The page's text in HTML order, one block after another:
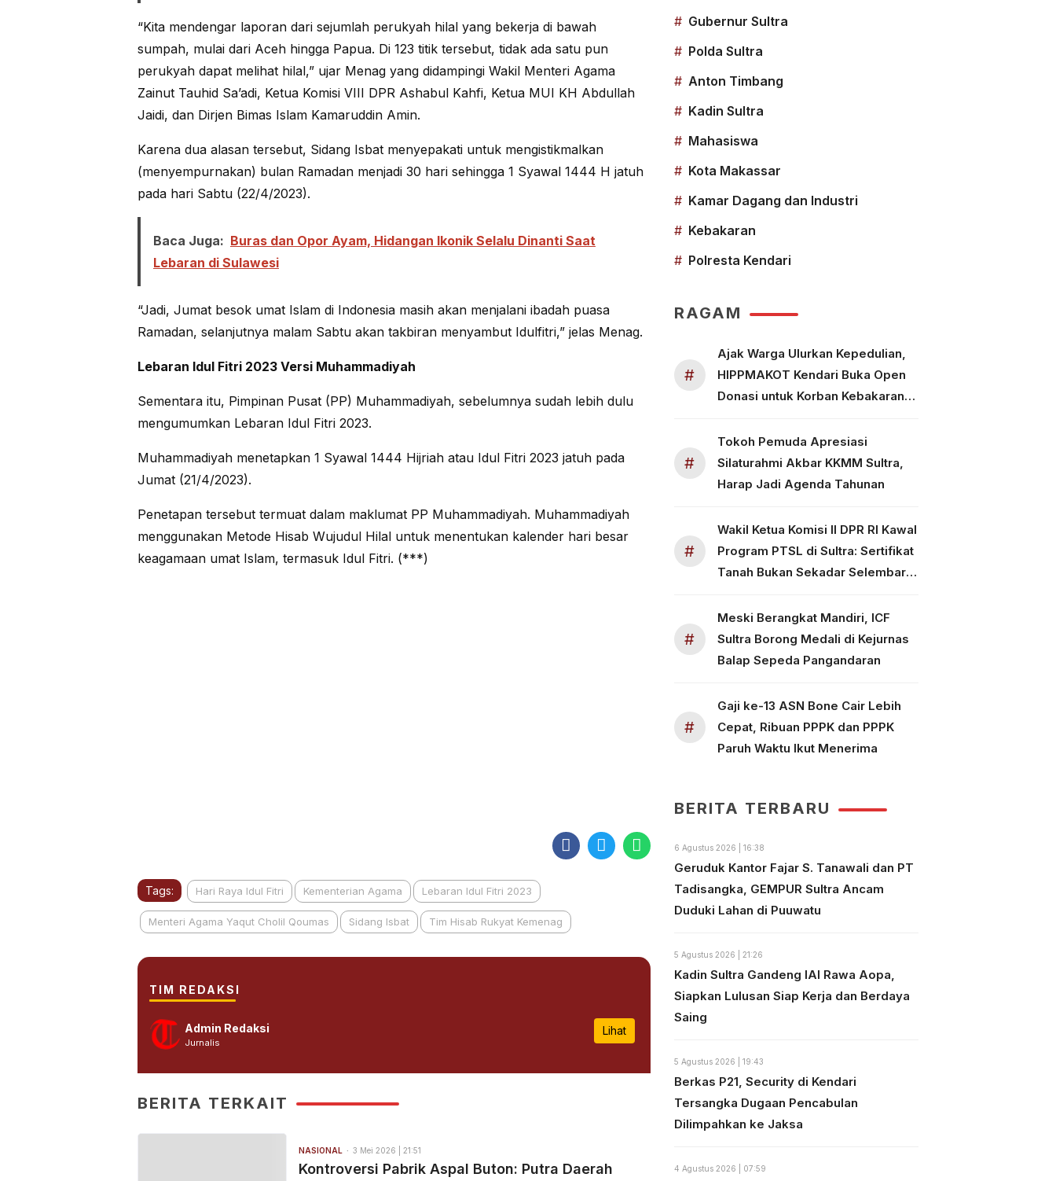
“Kita mendengar laporan dari sejumlah perukyah hilal yang bekerja di bawah
sumpah, mulai dari Aceh hingga Papua. Di 123 titik tersebut, tidak ada satu pun
perukyah dapat melihat hilal,” ujar Menag yang didampingi Wakil Menteri Agama
Zainut Tauhid Sa’adi, Ketua Komisi VIII DPR Ashabul Kahfi, Ketua MUI KH Abdullah
Jaidi, dan Dirjen Bimas Islam Kamaruddin Amin.
Karena dua alasan tersebut, Sidang Isbat menyepakati untuk mengistikmalkan
(menyempurnakan) bulan Ramadan menjadi 30 hari sehingga 1 Syawal 1444 H jatuh
pada hari Sabtu (22/4/2023).
Baca Juga: Buras dan Opor Ayam, Hidangan Ikonik Selalu Dinanti Saat
Lebaran di Sulawesi
“Jadi, Jumat besok umat Islam di Indonesia masih akan menjalani ibadah puasa
Ramadan, selanjutnya malam Sabtu akan takbiran menyambut Idulfitri,” jelas Menag.
Lebaran Idul Fitri 2023 Versi Muhammadiyah
Sementara itu, Pimpinan Pusat (PP) Muhammadiyah, sebelumnya sudah lebih dulu
mengumumkan Lebaran Idul Fitri 2023.
Muhammadiyah menetapkan 1 Syawal 1444 Hijriah atau Idul Fitri 2023 jatuh pada
Jumat (21/4/2023).
Penetapan tersebut termuat dalam maklumat PP Muhammadiyah. Muhammadiyah
menggunakan Metode Hisab Wujudul Hilal untuk menentukan kalender hari besar
keagamaan umat Islam, termasuk Idul Fitri. (***)
Tags: Hari Raya Idul Fitri Kementerian Agama Lebaran Idul Fitri 2023
Menteri Agama Yaqut Cholil Qoumas Sidang Isbat Tim Hisab Rukyat Kemenag
TIM REDAKSI
Admin Redaksi
Jurnalis
Lihat
BERITA TERKAIT
NASIONAL 3 Mei 2026 | 21:51
Kontroversi Pabrik Aspal Buton: Putra Daerah
# Gubernur Sultra
# Polda Sultra
# Anton Timbang
# Kadin Sultra
# Mahasiswa
# Kota Makassar
# Kamar Dagang dan Industri
# Kebakaran
# Polresta Kendari
RAGAM
#
Ajak Warga Ulurkan Kepedulian,
HIPPMAKOT Kendari Buka Open
Donasi untuk Korban Kebakaran
#
Tokoh Pemuda Apresiasi
Silaturahmi Akbar KKMM Sultra,
Harap Jadi Agenda Tahunan
#
Wakil Ketua Komisi II DPR RI Kawal
Program PTSL di Sultra: Sertifikat
Tanah Bukan Sekadar Selembar
#
Meski Berangkat Mandiri, ICF
Sultra Borong Medali di Kejurnas
Balap Sepeda Pangandaran
#
Gaji ke-13 ASN Bone Cair Lebih
Cepat, Ribuan PPPK dan PPPK
Paruh Waktu Ikut Menerima
BERITA TERBARU
6 Agustus 2026 | 16:38
Geruduk Kantor Fajar S. Tanawali dan PT
Tadisangka, GEMPUR Sultra Ancam
Duduki Lahan di Puuwatu
5 Agustus 2026 | 21:26
Kadin Sultra Gandeng IAI Rawa Aopa,
Siapkan Lulusan Siap Kerja dan Berdaya
Saing
5 Agustus 2026 | 19:43
Berkas P21, Security di Kendari
Tersangka Dugaan Pencabulan
Dilimpahkan ke Jaksa
4 Agustus 2026 | 07:59